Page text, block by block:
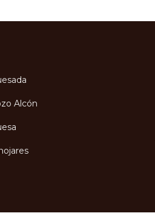
Alcón